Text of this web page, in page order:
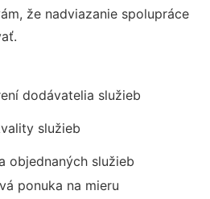
že nadviazanie spolupráce
dodávatelia služieb
služieb
objednaných služieb
ponuka na mieru